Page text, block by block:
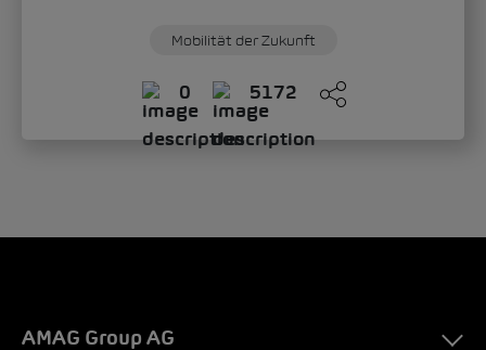
Mobilität der Zukunft
0 5172
AMAG Group AG